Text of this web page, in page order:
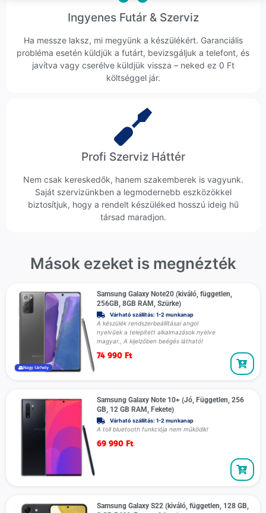
Ingyenes Futár & Szerviz
Ha messze laksz, mi megyünk a készülékért. Garanciális
probléma esetén küldjük a futárt, bevizsgáljuk a telefont, és
javítva vagy cserélve küldjük vissza – neked ez 0 Ft
költséggel jár.
Profi Szerviz Háttér
Nem csak kereskedők, hanem szakemberek is vagyunk.
Saját szervizünkben a legmodernebb eszközökkel
biztosítjuk, hogy a rendelt készüléked hosszú ideig hű
társad maradjon.
Mások ezeket is megnézték
Nagy tárhely
Samsung Galaxy Note20 (kiváló, független,
256GB, 8GB RAM, Szürke)
Várható szállítás: 1-2 munkanap
A készülék rendszerbeállításai angol
nyelvűek a telepített alkalmazások nyelve
magyar., A kijelzőben beégés látható!
74 990 Ft
Samsung Galaxy Note 10+ (Jó, Független, 256
GB, 12 GB RAM, Fekete)
Várható szállítás: 1-2 munkanap
A toll bluetooth funkciója nem működik!
69 990 Ft
Samsung Galaxy S22 (kiváló, független, 128 GB,